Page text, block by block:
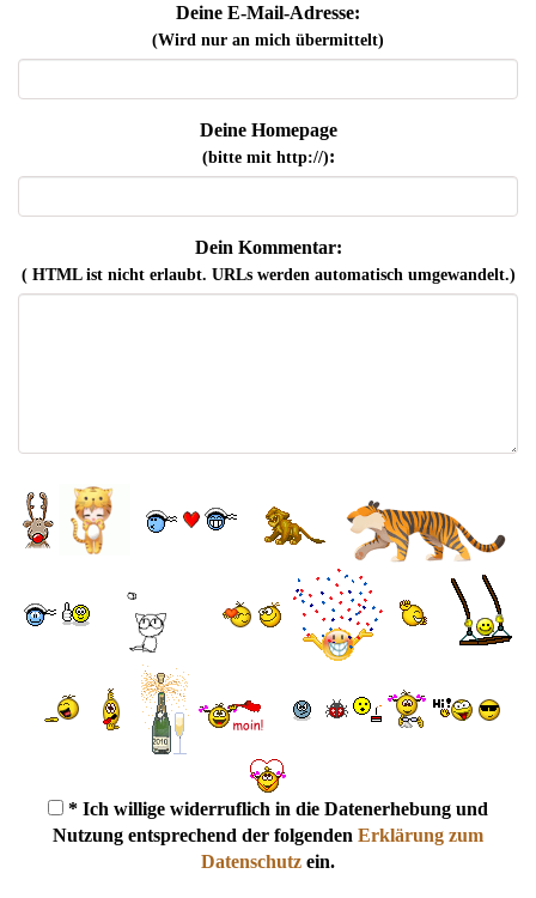
Deine E-Mail-Adresse:
(Wird nur an mich übermittelt)
Deine Homepage
(bitte mit http://):
Dein Kommentar:
( HTML ist nichterlaubt. URLs werden automatisch umgewandelt.)
* Ich willige widerruflich in die Datenerhebung und
Nutzung entsprechend der folgenden Erklärung zum
Datenschutz ein.